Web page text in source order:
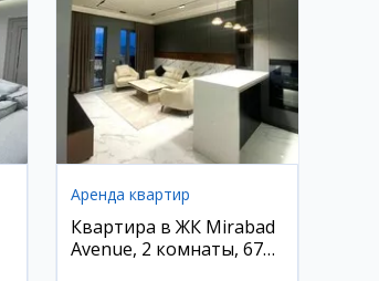
Аренда квартир
Квартира в ЖК Mirabad
Avenue, 2 комнаты, 67